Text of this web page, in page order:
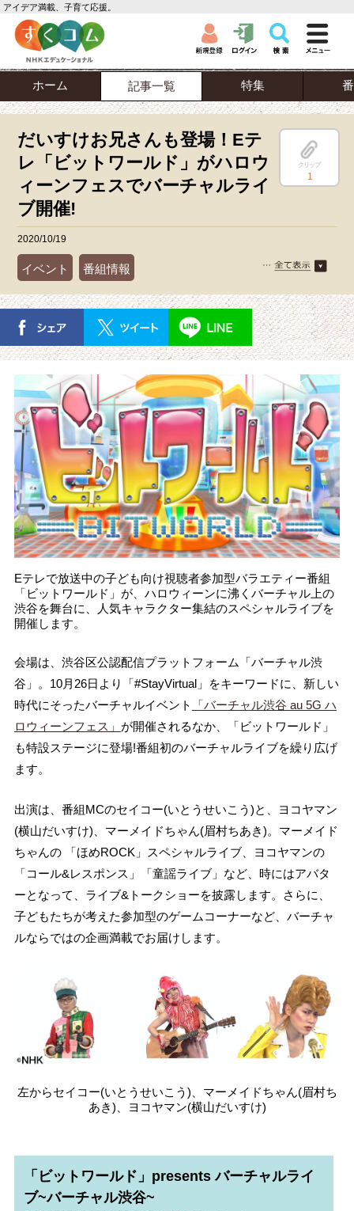
アイデア満載、子育て応援。
ホーム 記事一覧 特集
だいすけお兄さんも登場！Eテ
レ「ビットワールド」がハロウ
ィーンフェスでバーチャルライ
ブ開催!
クリップ
1
2020/10/19
イベント 番組情報
Eテレで放送中の子ども向け視聴者参加型バラエティー番組
「ビットワールド」が、ハロウィーンに沸くバーチャル上の
渋谷を舞台に、人気キャラクター集結のスペシャルライブを
開催します。
会場は、渋谷区公認配信プラットフォーム「バーチャル渋
谷」。10月26日より「#StayVirtual」をキーワードに、新しい
時代にそったバーチャルイベント
「バーチャル渋谷 au 5G ハ
ロウィーンフェス」 が開催されるなか、「ビットワールド」
も特設ステージに登場!番組初のバーチャルライブを繰り広げ
ます。
出演は、番組MCのセイコー(いとうせいこう)と、ヨコヤマン
(横山だいすけ)、マーメイドちゃん(眉村ちあき)。マーメイド
ちゃんの 「ほめROCK」スペシャルライブ、ヨコヤマンの
「コール&レスポンス」「童謡ライブ」など、時にはアバタ
ーとなって、ライブ&トークショーを披露します。さらに、
子どもたちが考えた参加型のゲームコーナーなど、バーチャ
ルならではの企画満載でお届けします。
左からセイコー(いとうせいこう)、マーメイドちゃん(眉村ち
あき)、ヨコヤマン(横山だいすけ)
「ビットワールド」presents バーチャルライ
ブ~バーチャル渋谷~